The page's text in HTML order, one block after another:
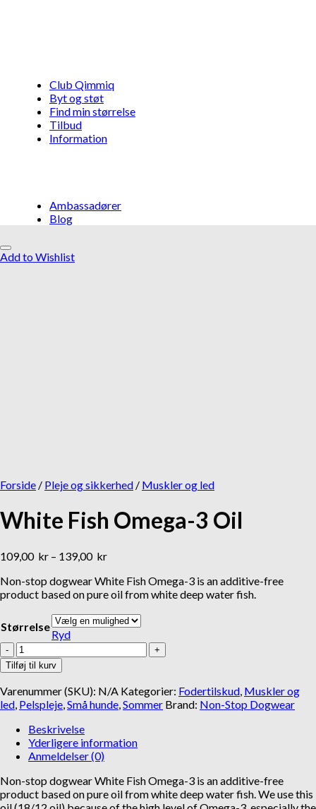
Club Qimmiq
Byt og støt
Find min størrelse
Tilbud
Information
Ambassadører
Blog
Måske kunne nogle af disse produkter
Add to Wishlist
Gåliner
MR Koppel SML Line
439,00kr
Fortsæt med at handle
Add to Wishlist
Forside / Pleje og sikkerhed / Muskler og led
White Fish Omega-3 Oil
109,00 kr – 139,00 kr
Non-stop dogwear White Fish Omega-3 is an additive-free
product based on pure oil from white deep water fish.
Størrelse
Ryd
White
Fish
Omega-
3
Oil
antal
Tilføj til kurv
Varenummer (SKU): N/A Kategorier: Fodertilskud, Muskler og
led, Pelspleje,Små hunde,Sommer Brand: Non-Stop Dogwear
Beskrivelse
Yderligere information
Anmeldelser (0)
Non-stop dogwear White Fish Omega-3 is an additive-free
product based on pure oil from white deep water fish. We use this